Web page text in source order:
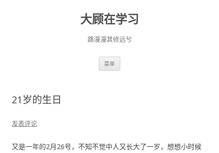
大顾在学习
路漫漫其修远兮
菜单
21岁的生日
发表评论
又是一年的2月26号，不知不觉中人又长大了一岁，想想小时候